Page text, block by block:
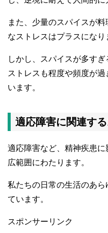
また、少量のスパイスが
なストレスはプラスになり
しかし、スパイスが多すぎ
ストレスも程度や頻度が
います。
適応障害に関連す
適応障害など、精神疾患
広範囲にわたります。
私たちの日常の生活のあ
ています。
スポンサーリンク